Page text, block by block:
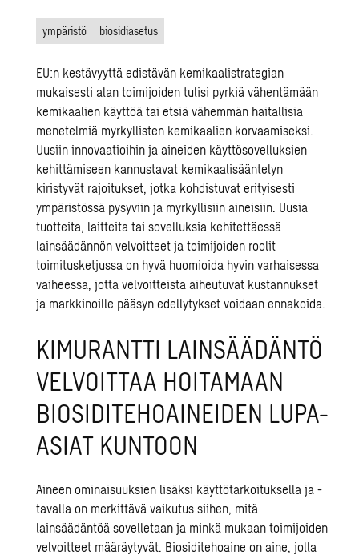
ympäristö biosidiasetus
EU:n kestävyyttä edistävän kemikaalistrategian
mukaisesti alan toimijoiden tulisi pyrkiä vähentämään
kemikaalien käyttöä tai etsiä vähemmän haitallisia
menetelmiä myrkyllisten kemikaalien korvaamiseksi.
Uusiin innovaatioihin ja aineiden käyttösovelluksien
kehittämiseen kannustavat kemikaalisääntelyn
kiristyvät rajoitukset, jotka kohdistuvat erityisesti
ympäristössä pysyviin ja myrkyllisiin aineisiin. Uusia
tuotteita, laitteita tai sovelluksia kehitettäessä
lainsäädännön velvoitteet ja toimijoiden roolit
toimitusketjussa on hyvä huomioida hyvin varhaisessa
vaiheessa, jotta velvoitteista aiheutuvat kustannukset
ja markkinoille pääsyn edellytykset voidaan ennakoida.
KIMURANTTI LAINSÄÄDÄNTÖ
VELVOITTAA HOITAMAAN
BIOSIDITEHOAINEIDEN LUPA-
ASIAT KUNTOON
Aineen ominaisuuksien lisäksi käyttötarkoituksella ja -
tavalla on merkittävä vaikutus siihen, mitä
lainsäädäntöä sovelletaan ja minkä mukaan toimijoiden
velvoitteet määräytyvät. Biosiditehoaine on aine, jolla